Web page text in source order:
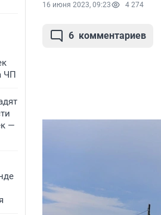
ЧП
—
16 июня 2023, 09:23 4 274
6 комментариев